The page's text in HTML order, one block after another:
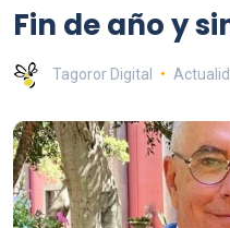
Fin de año y
Tagoror Digital